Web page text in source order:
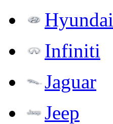
Hyundai
Infiniti
Jaguar
Jeep